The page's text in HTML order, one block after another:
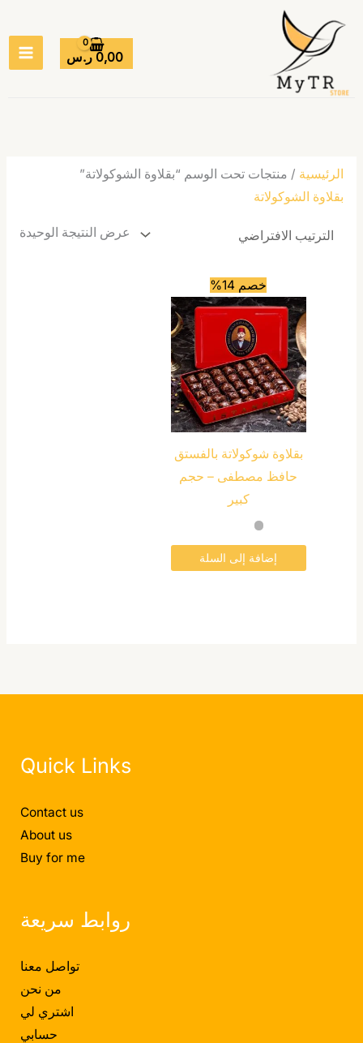
المحتوى
0,00 ر.س
الرئيسية / منتجات تحت الوسم “بقلاوة الشوكولاتة”
بقلاوة الشوكولاتة
عرض النتيجة الوحيدة
خصم 14%
بقلاوة شوكولاتة بالفستق
حافظ مصطفى – حجم
كبير
إضافة إلى السلة
Quick Links
Contact us
About us
Buy for me
روابط سريعة
تواصل معنا
من نحن
اشتري لي
حسابي